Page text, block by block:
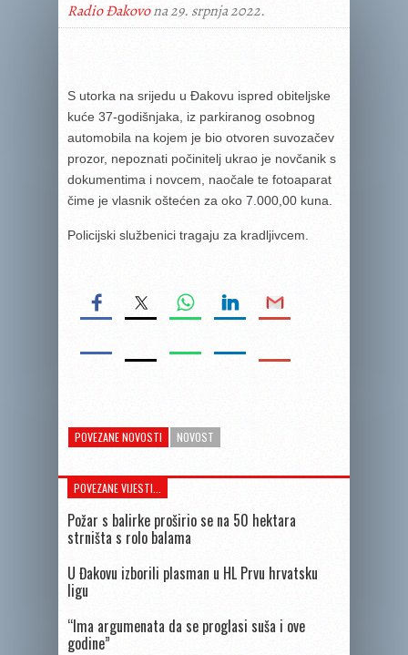
Radio Đakovona 29. srpnja 2022.
S utorka na srijedu u Đakovu ispred obiteljske
kuće 37-godišnjaka, iz parkiranog osobnog
automobila na kojem je bio otvoren suvozačev
prozor, nepoznati počinitelj ukrao je novčanik s
dokumentima i novcem, naočale te fotoaparat
čime je vlasnik oštećen za oko 7.000,00 kuna.
Policijski službenici tragaju za kradljivcem.
POVEZANE NOVOSTI NOVOST
POVEZANE VIJESTI...
Požar s balirke proširio se na 50 hektara
strništa s rolo balama
U Đakovu izborili plasman u HL Prvu hrvatsku
ligu
“Ima argumenata da se proglasi suša i ove
godine”